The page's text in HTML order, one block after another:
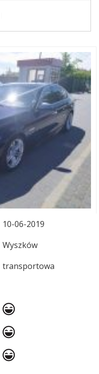
10-06-2019
Wyszków
transportowa